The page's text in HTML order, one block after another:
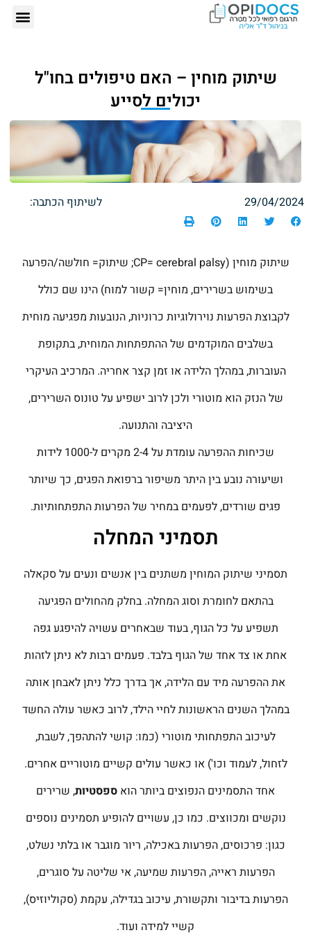
שיתוק מוחין – האם טיפולים בחו"ל
יכולים לסייע
29/04/2024 לשיתוף הכתבה:
שיתוק מוחין (CP= cerebral palsy; שיתוק= חולשה/הפרעה
בשימוש בשרירים, מוחין= קשור למוח) הינו שם כולל
לקבוצת הפרעות נוירולוגיות כרוניות, הנובעות מפגיעה מוחית
בשלבים המוקדמים של ההתפתחות המוחית, בתקופת
העוברות, במהלך הלידה או זמן קצר אחריה. המרכיב העיקרי
של הנזק הוא מוטורי ולכן לרוב ישפיע על טונוס השרירים,
היציבה והתנועה.
שכיחות ההפרעה עומדת על 2-4 מקרים ל-1000 לידות
ושיעורה נובע בין היתר משיפור ברפואת הפגים, כך שיותר
פגים שורדים, לפעמים במחיר של הפרעות התפתחותיות.
תסמיני המחלה
תסמיני שיתוק המוחין משתנים בין אנשים ונעים על סקאלה
בהתאם לחומרת וסוג המחלה. בחלק מהחולים הפגיעה
תשפיע על כל הגוף, בעוד שבאחרים עשויה להיפגע גפה
אחת או צד אחד של הגוף בלבד. פעמים רבות לא ניתן לזהות
את ההפרעה מיד עם הלידה, אך בדרך כלל ניתן לאבחן אותה
במהלך השנים הראשונות לחיי הילד, לרוב כאשר עולה החשד
לעיכוב התפתחותי מוטורי (כמו: קושי להתהפך, לשבת,
לזחול, לעמוד וכו') או כאשר עולים קשיים מוטוריים אחרים.
אחד התסמינים הנפוצים ביותר הוא ספסטיות, שרירים
נוקשים ומכווצים. כמו כן, עשויים להופיע תסמינים נוספים
כגון: פרכוסים, הפרעות באכילה, ריור מוגבר או בלתי נשלט,
הפרעות ראייה, הפרעות שמיעה, אי שליטה על סוגרים,
הפרעות בדיבור ותקשורת, עיכוב בגדילה, עקמת (סקוליוזיס),
קשיי למידה ועוד.